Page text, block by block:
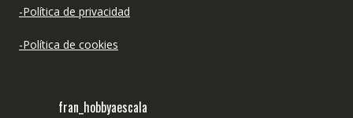
-Política de privacidad
-Política de cookies
fran_hobbyaescala